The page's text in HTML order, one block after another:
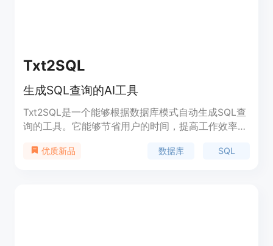
Txt2SQL
生成SQL查询的AI工具
Txt2SQL是一个能够根据数据库模式自动生成SQL查
询的工具。它能够节省用户的时间，提高工作效率。
数据库。Txt2SQL提供了基本版和高级版两个价格方
优质新品 数据库 SQL